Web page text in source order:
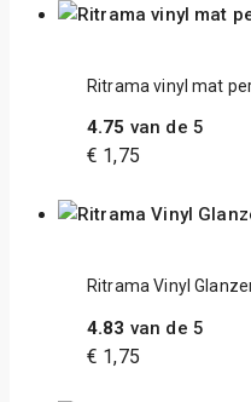
Ritrama vinyl mat
4.75 van de 5
€ 1,75
Ritrama Vinyl
4.83 van de 5
€ 1,75